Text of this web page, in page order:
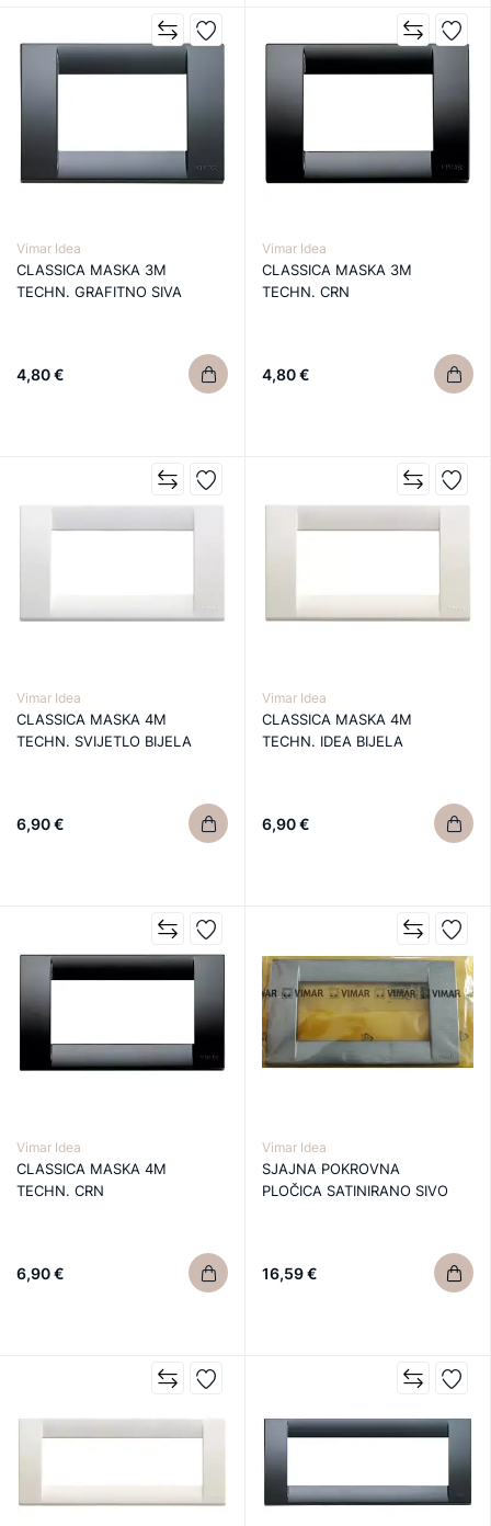
Vimar Idea
CLASSICA MASKA 3M
TECHN. GRAFITNO SIVA
4,80 €
Vimar Idea
CLASSICA MASKA 3M
TECHN. CRN
4,80 €
Vimar Idea
CLASSICA MASKA 4M
TECHN. SVIJETLO BIJELA
6,90 €
Vimar Idea
CLASSICA MASKA 4M
TECHN. IDEA BIJELA
6,90 €
Vimar Idea
CLASSICA MASKA 4M
TECHN. CRN
6,90 €
Vimar Idea
SJAJNA POKROVNA
PLOČICA SATINIRANO SIVO
16,59 €